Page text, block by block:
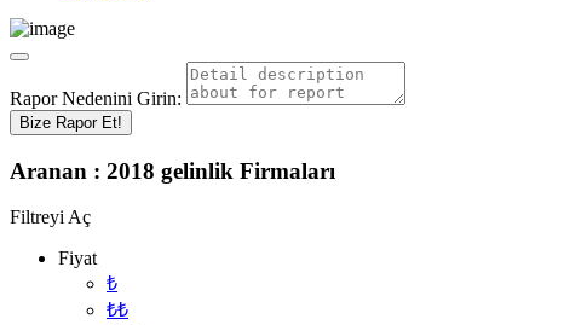
Rapor Nedenini Girin:
Bize Rapor Et!
Aranan : 2018 gelinlik Firmaları
Filtreyi Aç
Fiyat
₺
₺₺